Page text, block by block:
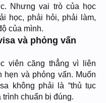
Nhưng vai trò của học
học, phải hỏi, phải làm,
của mình.
và phỏng vấn
viên căng thẳng vì liên
và phỏng vấn. Muốn
không phải là “thủ tục
trình chuẩn bị đúng.